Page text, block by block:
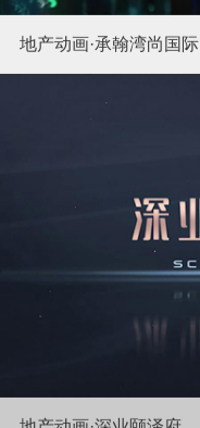
地产动画·承翰湾尚国际
地产动画·深业颐泽府